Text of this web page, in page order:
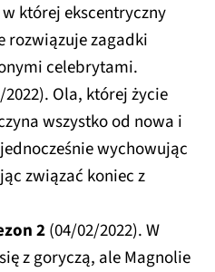
której ekscentryczny
rozwiązuje zagadki
celebrytami.
2022). Ola, której życie
wszystko od nowa i
wychowując
związać koniec z
2(04/02/2022). W
z goryczą, ale Magnolie